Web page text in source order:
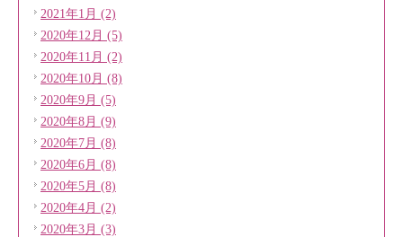
2021年1月 (2)
2020年12月 (5)
2020年11月 (2)
2020年10月 (8)
2020年9月 (5)
2020年8月 (9)
2020年7月 (8)
2020年6月 (8)
2020年5月 (8)
2020年4月 (2)
2020年3月 (3)